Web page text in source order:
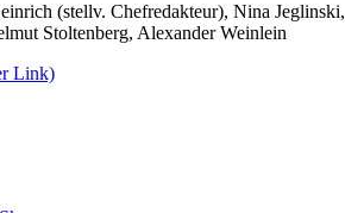
(stellv. Chefredakteur), Nina Jeglinski,
Stoltenberg, Alexander Weinlein
Link)